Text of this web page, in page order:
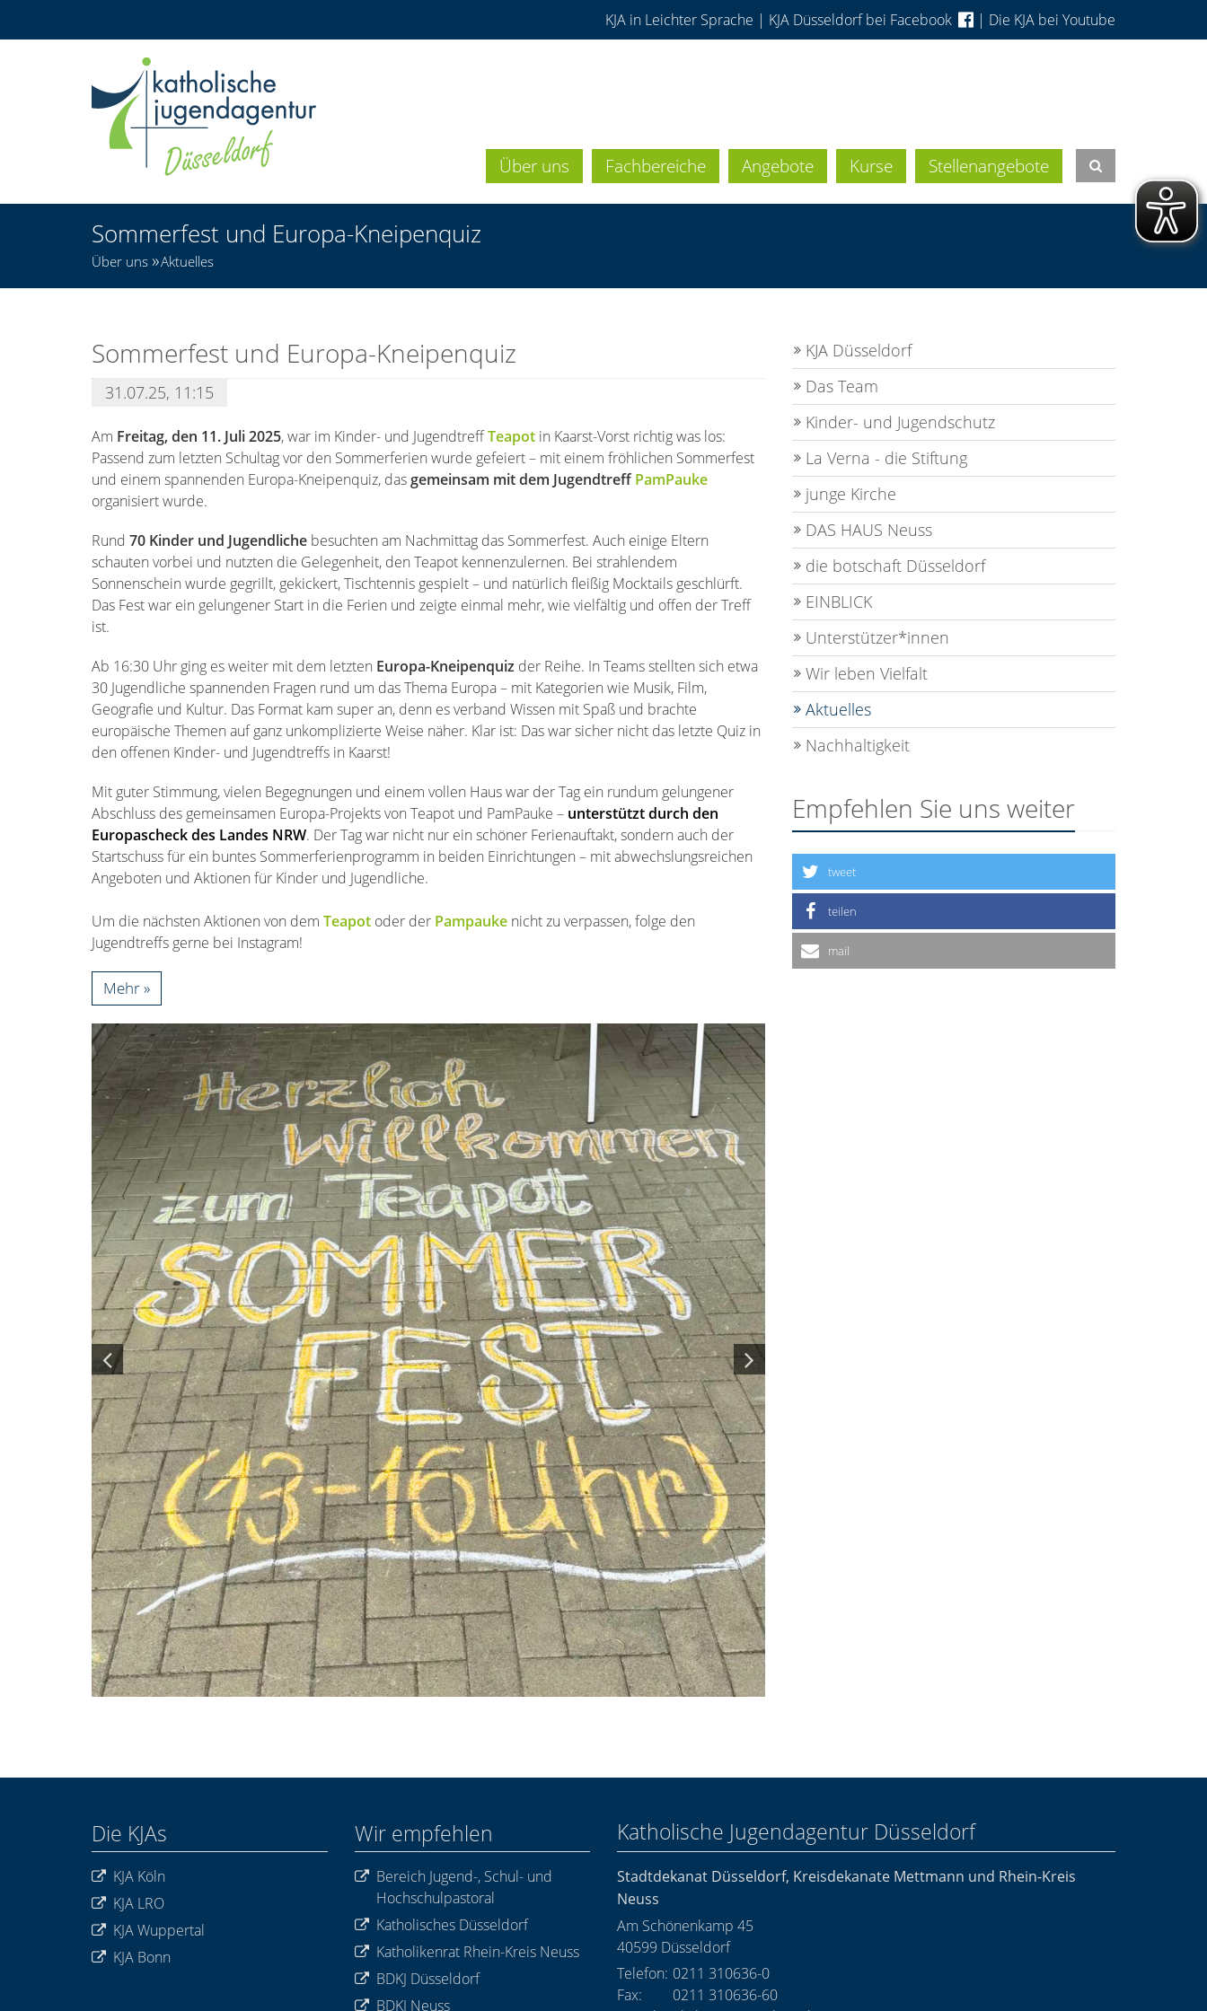
KJA in Leichter Sprache | KJA Düsseldorf bei Facebook | Die KJA bei Youtube
Über uns Fachbereiche Angebote Kurse Stellenangebote
Sommerfest und Europa-Kneipenquiz
Über uns Aktuelles
Sommerfest und Europa-Kneipenquiz
31.07.25, 11:15
Am Freitag, den 11. Juli 2025, war im Kinder- und JugendtreffTeapot in Kaarst-Vorst richtig was los:
Passend zum letzten Schultag vor den Sommerferien wurde gefeiert – mit einem fröhlichen Sommerfest
und einem spannenden Europa-Kneipenquiz, dasgemeinsam mit dem JugendtreffPamPauke
organisiert wurde.
Rund 70 Kinder und Jugendliche besuchten am Nachmittag das Sommerfest. Auch einige Eltern
schauten vorbei und nutzten die Gelegenheit, den Teapot kennenzulernen. Bei strahlendem
Sonnenschein wurde gegrillt, gekickert, Tischtennis gespielt – und natürlich fleißig Mocktails geschlürft.
Das Fest war ein gelungener Start in die Ferien und zeigte einmal mehr, wie vielfältig und offen der Treff
ist.
Ab 16:30 Uhr ging es weiter mit dem letzten Europa-Kneipenquiz der Reihe. In Teams stellten sich etwa
30 Jugendliche spannenden Fragen rund um das Thema Europa – mit Kategorien wie Musik, Film,
Geografie und Kultur. Das Format kam super an, denn es verband Wissen mit Spaß und brachte
europäische Themen auf ganz unkomplizierte Weise näher. Klar ist: Das war sicher nicht das letzte Quiz in
den offenen Kinder- und Jugendtreffs in Kaarst!
Mit guter Stimmung, vielen Begegnungen und einem vollen Haus war der Tag ein rundum gelungener
Abschluss des gemeinsamen Europa-Projekts von Teapot und PamPauke – unterstützt durch den
Europascheck des Landes NRW. Der Tag war nicht nur ein schöner Ferienauftakt, sondern auch der
Startschuss für ein buntes Sommerferienprogramm in beiden Einrichtungen – mit abwechslungsreichen
Angeboten und Aktionen für Kinder und Jugendliche.
Um die nächsten Aktionen von dem Teapot oder der Pampauke nicht zu verpassen, folge den
Jugendtreffs gerne bei Instagram!
Mehr
KJA Düsseldorf
Das Team
Kinder- und Jugendschutz
La Verna - die Stiftung
junge Kirche
DAS HAUS Neuss
die botschaft Düsseldorf
EINBLICK
Unterstützer*innen
Wir leben Vielfalt
Aktuelles
Nachhaltigkeit
Empfehlen Sie uns weiter
tweet
teilen
mail
Die KJAs
KJA Köln
KJA LRO
KJA Wuppertal
KJA Bonn
Wir empfehlen
Bereich Jugend-, Schul- und
Hochschulpastoral
Katholisches Düsseldorf
Katholikenrat Rhein-Kreis Neuss
BDKJ Düsseldorf
BDKJ Neuss
Katholische Jugendagentur Düsseldorf
Stadtdekanat Düsseldorf, Kreisdekanate Mettmann und Rhein-Kreis
Neuss
Am Schönenkamp 45
40599 Düsseldorf
Telefon: 0211 310636-0
Fax:
0211 310636-60